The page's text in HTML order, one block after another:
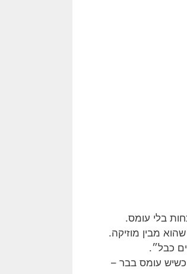
בלי עומס.
מבין מוזיקה.
כבל״.
עומס בבר –